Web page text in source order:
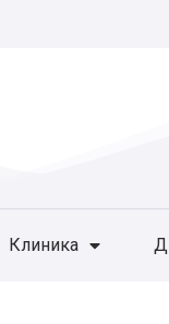
Клиника